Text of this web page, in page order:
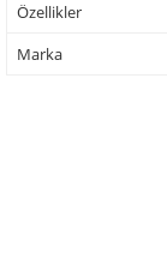
Özellikler
Marka